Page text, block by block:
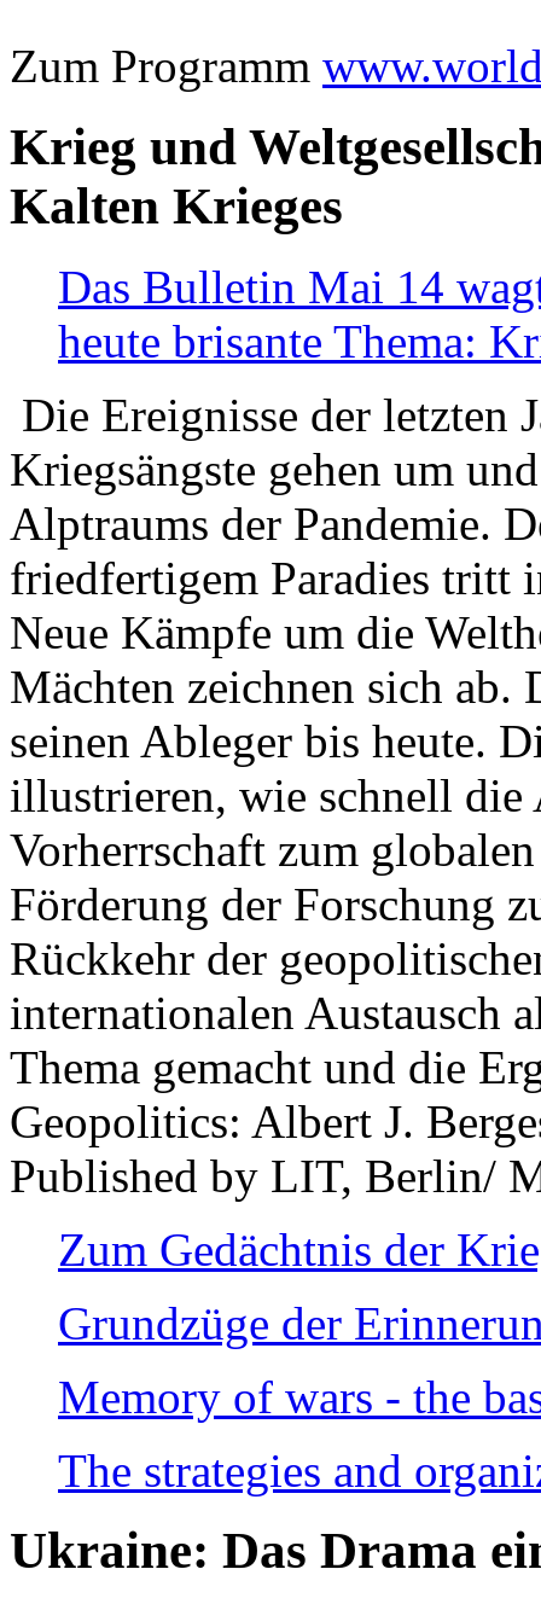
Zum Programm
Krieg und
Kalten Krieges
Das Bulletin Mai 14
heute brisante Thema:
Die Ereignisse der letzten
Kriegsängste gehen um
Alptraums der Pandemie.
friedfertigem Paradies tritt
Neue Kämpfe um die
Mächten zeichnen sich
seinen Ableger bis heute.
illustrieren, wie schnell die
Vorherrschaft zum
Förderung der Forschung
Rückkehr der
internationalen Austausch
Thema gemacht und die
Geopolitics: Albert J.
Published by LIT, Berlin/
Zum Gedächtnis der
Grundzüge der
Memory of wars - the
The strategies and
Ukraine: Das Drama